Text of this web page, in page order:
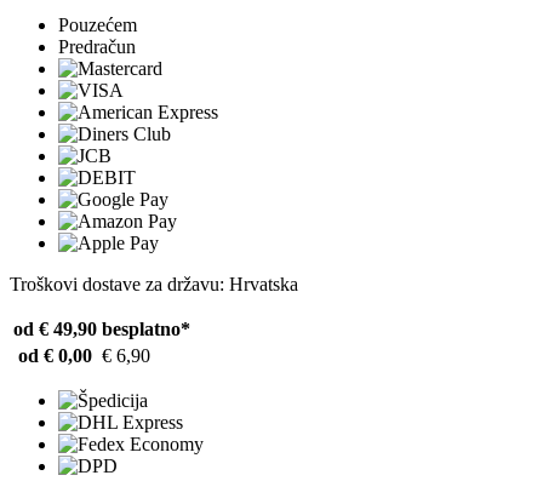
Pouzećem
Predračun
Troškovi dostave za državu: Hrvatska
od € 49,90 besplatno*
od € 0,00 € 6,90